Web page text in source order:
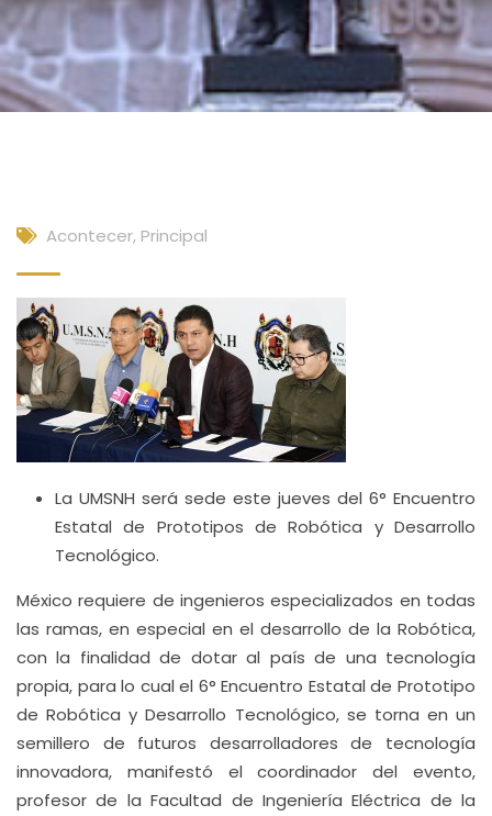
Acontecer, Principal
La UMSNH será sede este jueves del 6° Encuentro
Estatal de Prototipos de Robótica y Desarrollo
Tecnológico.
México requiere de ingenieros especializados en todas
las ramas, en especial en el desarrollo de la Robótica,
con la finalidad de dotar al país de una tecnología
propia, para lo cual el 6° Encuentro Estatal de Prototipo
de Robótica y Desarrollo Tecnológico, se torna en un
semillero de futuros desarrolladores de tecnología
innovadora, manifestó el coordinador del evento,
profesor de la Facultad de Ingeniería Eléctrica de la